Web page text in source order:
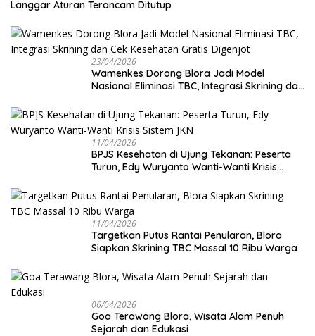
Langgar Aturan Terancam Ditutup
23/04/2026
Wamenkes Dorong Blora Jadi Model
Nasional Eliminasi TBC, Integrasi Skrining dan
11/04/2026
BPJS Kesehatan di Ujung Tekanan: Peserta
Turun, Edy Wuryanto Wanti-Wanti Krisis
11/04/2026
‎Targetkan Putus Rantai Penularan, Blora
Siapkan Skrining TBC Massal 10 Ribu Warga
06/04/2026
Goa Terawang Blora, Wisata Alam Penuh
Sejarah dan Edukasi